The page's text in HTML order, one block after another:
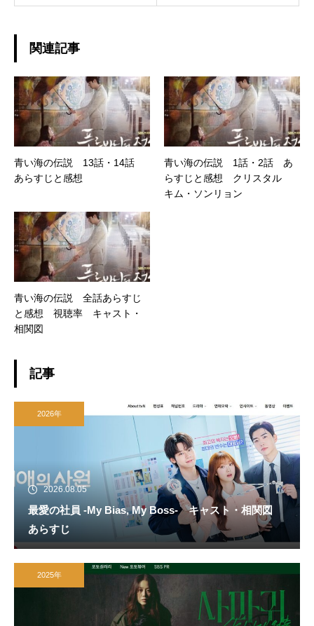
関連記事
青い海の伝説 13話・14話
あらすじと感想
青い海の伝説 1話・2話 あ
らすじと感想 クリスタル
キム・ソンリョン
青い海の伝説 全話あらすじ
と感想 視聴率 キャスト・
相関図
記事
2026年
2026.08.05
最愛の社員 -My Bias, My Boss- キャスト・相関図
あらすじ
2025年